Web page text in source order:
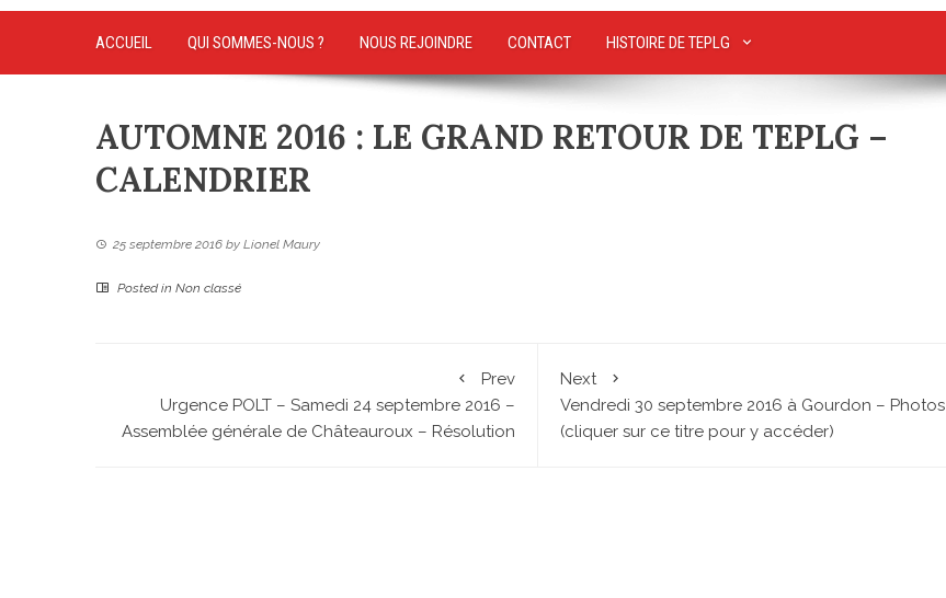
ACCUEIL QUI SOMMES-NOUS ? NOUS REJOINDRE CONTACT HISTOIRE DE TEPLG
AUTOMNE 2016 : LE GRAND RETOUR DE TEPLG –
CALENDRIER
25 septembre 2016 by Lionel Maury
Posted in Non classé
Prev
Urgence POLT – Samedi 24 septembre 2016 –
Assemblée générale de Châteauroux – Résolution
Next
Vendredi 30 septembre 2016 à Gourdon – Photos
(cliquer sur ce titre pour y accéder)